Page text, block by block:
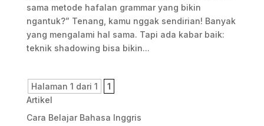
sama metode hafalan grammar yang bikin
ngantuk?” Tenang, kamu nggak sendirian! Banyak
yang mengalami hal sama. Tapi ada kabar baik:
teknik shadowing bisa bikin...
Halaman 1 dari 1
1
Artikel
Cara Belajar Bahasa Inggris